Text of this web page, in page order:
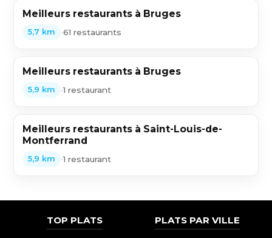
Meilleurs restaurants à Bruges
5,7 km •61 restaurants
Meilleurs restaurants à Bruges
5,9 km •1 restaurant
Meilleurs restaurants à Saint-Louis-de-
Montferrand
5,9 km •1 restaurant
TOP PLATS PLATS PAR VILLE